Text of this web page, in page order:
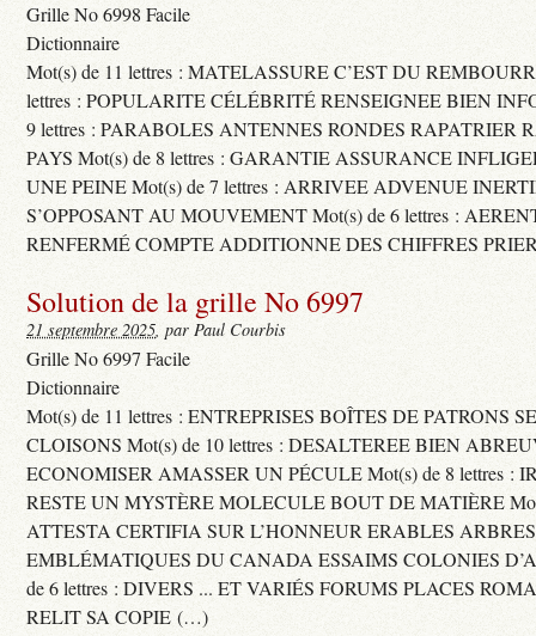
Grille No 6998 Facile
Dictionnaire
Mot(s) de 11 lettres : MATELASSURE C’EST DU
lettres : POPULARITE CÉLÉBRITÉ RENSEIGNEE BIEN
9 lettres : PARABOLES ANTENNES RONDES RAPATRIER
PAYS Mot(s) de 8 lettres : GARANTIE ASSURANCE
UNE PEINE Mot(s) de 7 lettres : ARRIVEE ADVENUE
S’OPPOSANT AU MOUVEMENT Mot(s) de 6 lettres :
RENFERMÉ COMPTE ADDITIONNE DES CHIFFRES
Solution de la grille No 6997
21 septembre 2025, par Paul Courbis
Grille No 6997 Facile
Dictionnaire
Mot(s) de 11 lettres : ENTREPRISES BOÎTES DE PATRONS
CLOISONS Mot(s) de 10 lettres : DESALTEREE BIEN
ECONOMISER AMASSER UN PÉCULE Mot(s) de 8 lettres :
RESTE UN MYSTÈRE MOLECULE BOUT DE MATIÈRE
ATTESTA CERTIFIA SUR L’HONNEUR ERABLES ARBRES
EMBLÉMATIQUES DU CANADA ESSAIMS COLONIES
de 6 lettres : DIVERS ... ET VARIÉS FORUMS PLACES
RELIT SA COPIE (…)